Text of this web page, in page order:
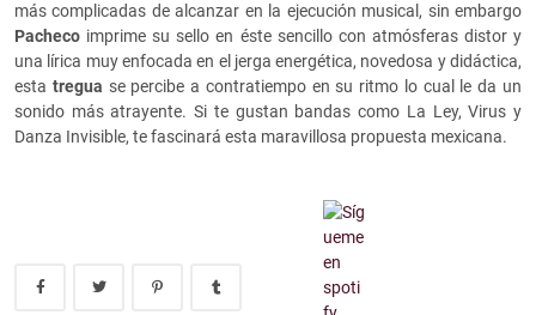
más complicadas de alcanzar en la ejecución musical, sin embargo
Pacheco imprime su sello en éste sencillo con atmósferas distor y
una lírica muy enfocada en el jerga energética, novedosa y didáctica,
esta tregua se percibe a contratiempo en su ritmo lo cual le da un
sonido más atrayente. Si te gustan bandas como La Ley, Virus y
Danza Invisible, te fascinará esta maravillosa propuesta mexicana.